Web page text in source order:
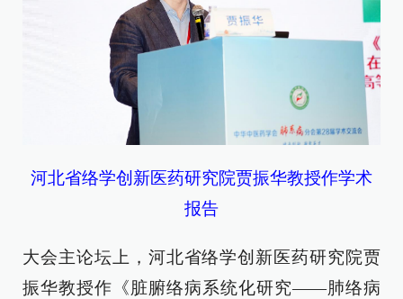
河北省络学创新医药研究院贾振华教授作学术
报告
大会主论坛上，河北省络学创新医药研究院贾
振华教授作《脏腑络病系统化研究——肺络病